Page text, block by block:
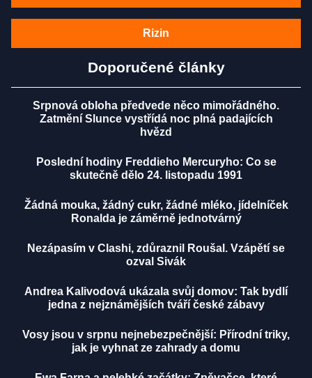
Rizin
Doporučené články
Srpnová obloha předvede něco mimořádného.
Zatmění Slunce vystřídá noc plná padajících
hvězd
Poslední hodiny Freddieho Mercuryho: Co se
skutečně dělo 24. listopadu 1991
Žádná mouka, žádný cukr, žádné mléko, jídelníček
Ronalda je záměrně jednotvárný
Nezápasím v Clashi, zdůraznil Roušal. Vzápětí se
ozval Sivák
Andrea Kalivodová ukázala svůj domov: Tak bydlí
jedna z nejznámějších tváří české zábavy
Vosy jsou v srpnu nejnebezpečnější: Přírodní triky,
jak je vyhnat ze zahrady a domu